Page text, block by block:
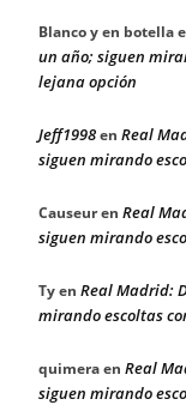
Blanco y en botella
un año; siguen
lejana opción
Jeff1998en Real
siguen mirando
Causeuren Real
siguen mirando
Tyen Real Madrid:
mirando escoltas
quimeraen Real
siguen mirando